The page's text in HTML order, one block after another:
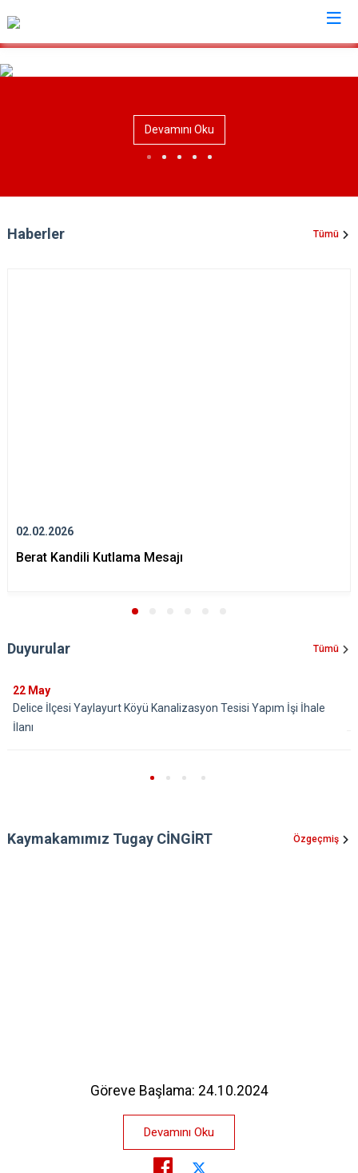
Kırıkkale
Delice
Karakeçili
Devamını Oku
Haberler Tümü
02.02.2026
Berat Kandili Kutlama Mesajı
Duyurular Tümü
22 May
Delice İlçesi Yaylayurt Köyü Kanalizasyon Tesisi Yapım İşi İhale
İlanı
Kaymakamımız Tugay CİNGİRT Özgeçmiş
Göreve Başlama: 24.10.2024
Devamını Oku